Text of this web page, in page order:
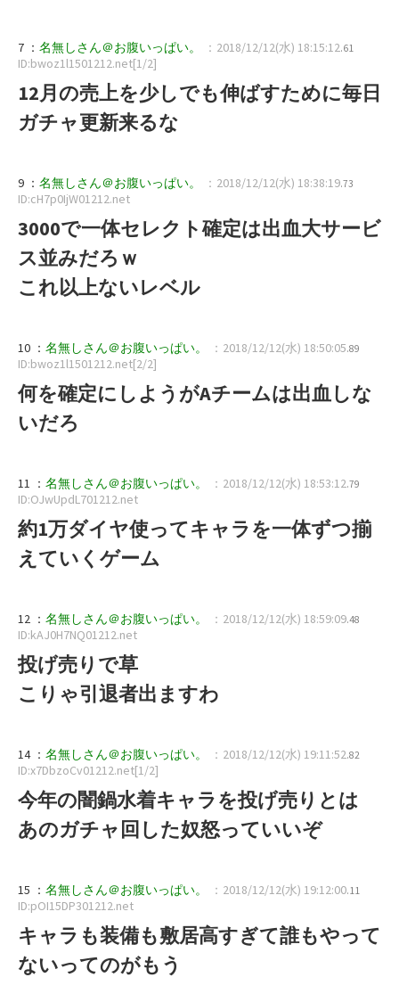
7 ： 名無しさん＠お腹いっぱい。 ：2018/12/12(水) 18:15:12.61
ID:bwoz1l1501212.net[1/2]
12月の売上を少しでも伸ばすために毎日
ガチャ更新来るな
9 ： 名無しさん＠お腹いっぱい。 ：2018/12/12(水) 18:38:19.73
ID:cH7p0IjW01212.net
3000で一体セレクト確定は出血大サービ
ス並みだろｗ
これ以上ないレベル
10 ： 名無しさん＠お腹いっぱい。 ：2018/12/12(水) 18:50:05.89
ID:bwoz1l1501212.net[2/2]
何を確定にしようがAチームは出血しな
いだろ
11 ： 名無しさん＠お腹いっぱい。 ：2018/12/12(水) 18:53:12.79
ID:OJwUpdL701212.net
約1万ダイヤ使ってキャラを一体ずつ揃
えていくゲーム
12 ： 名無しさん＠お腹いっぱい。 ：2018/12/12(水) 18:59:09.48
ID:kAJ0H7NQ01212.net
投げ売りで草
こりゃ引退者出ますわ
14 ： 名無しさん＠お腹いっぱい。 ：2018/12/12(水) 19:11:52.82
ID:x7DbzoCv01212.net[1/2]
今年の闇鍋水着キャラを投げ売りとは
あのガチャ回した奴怒っていいぞ
15 ： 名無しさん＠お腹いっぱい。 ：2018/12/12(水) 19:12:00.11
ID:pOI15DP301212.net
キャラも装備も敷居高すぎて誰もやって
ないってのがもう